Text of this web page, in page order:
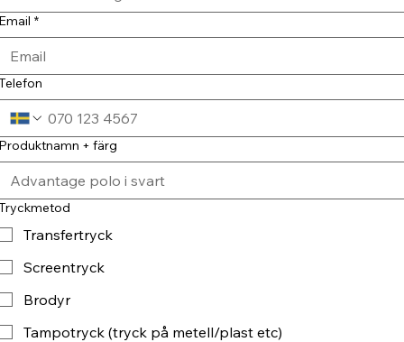
*
+ färg
Transfertryck
Screentryck
Brodyr
Tampotryck (tryck på metell/plast etc)